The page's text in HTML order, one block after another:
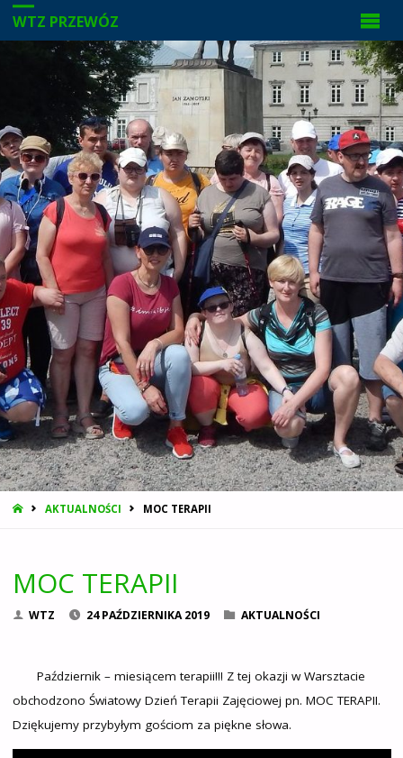
WTZ PRZEWÓZ
STRONA
AKTUALNOŚCI MOC TERAPII
MOC TERAPII
WTZ 24 PAŹDZIERNIKA 2019 AKTUALNOŚCI
Październik – miesiącem terapii!!! Z tej okazji w Warsztacie
obchodzono Światowy Dzień Terapii Zajęciowej pn. MOC TERAPII.
Dziękujemy przybyłym gościom za piękne słowa.